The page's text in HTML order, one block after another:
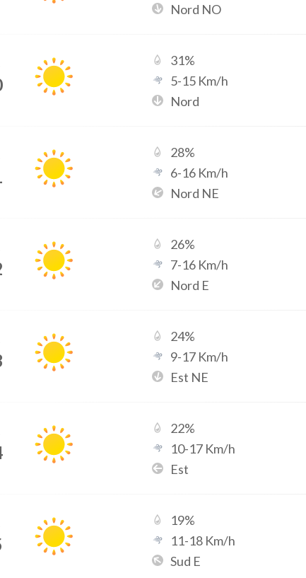
Nord NO
31%
5-15 Km/h
Nord
28%
6-16 Km/h
Nord NE
26%
7-16 Km/h
Nord E
24%
9-17 Km/h
Est NE
22%
10-17 Km/h
Est
19%
11-18 Km/h
Sud E